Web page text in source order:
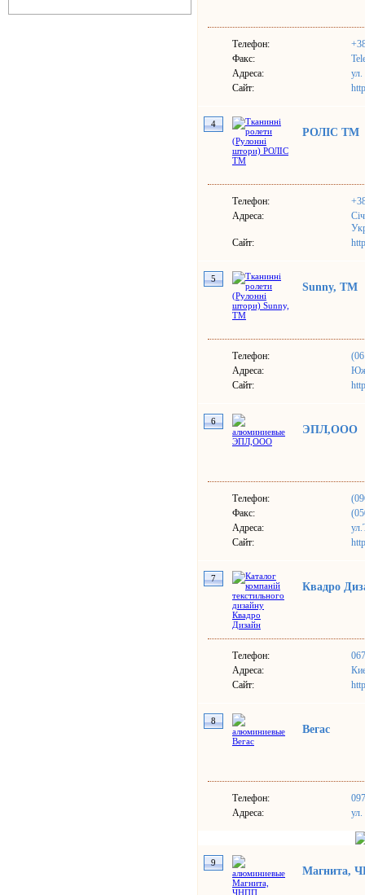
Телефон:
Факс:
Адреса:
Сайт:
4
РОЛІС ТМ
Телефон:
Адреса:
Сайт:
5
Sunny, TM
Телефон:
Адреса:
Сайт:
6
ЭПЛ,ООО
Телефон:
Факс:
Адреса:
Сайт:
7
Квадро
Телефон:
Адреса:
Сайт:
8
Вегас
Телефон:
Адреса:
9
Магнита,